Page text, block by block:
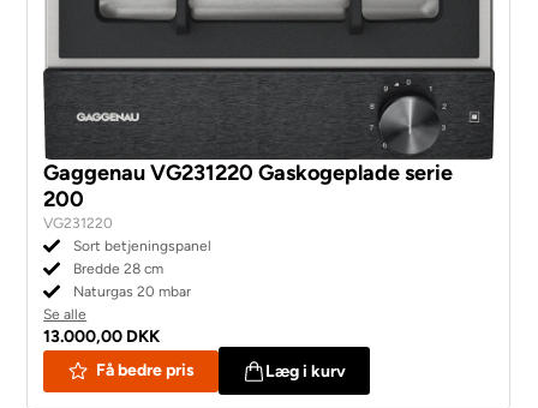
Gaggenau VG231220 Gaskogeplade serie
200
VG231220
Sort betjeningspanel
Bredde 28 cm
Naturgas 20 mbar
Se alle
13.000,00 DKK
Få bedre pris
Læg i kurv